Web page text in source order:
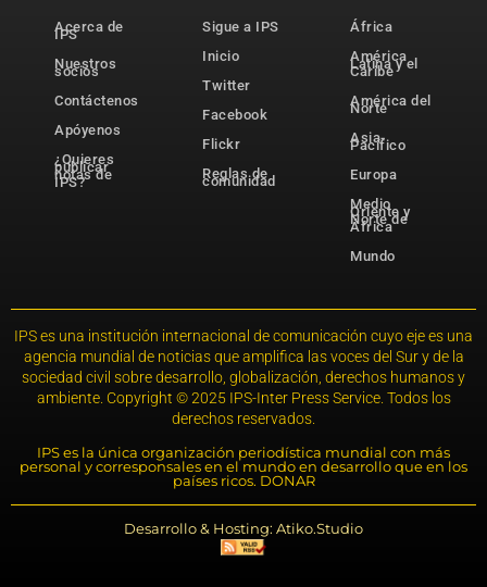
Acerca de
IPS
Nuestros
socios
Contáctenos
Apóyenos
¿Quieres
publicar
notas de
IPS?
Sigue a IPS
Inicio
Twitter
Facebook
Flickr
Reglas de
comunidad
África
América
Latina y el
Caribe
América del
Norte
Asia-
Pacífico
Europa
Medio
Oriente y
Norte de
África
Mundo
IPS es una institución internacional de comunicación cuyo eje es una
agencia mundial de noticias que amplifica las voces del Sur y de la
sociedad civil sobre desarrollo, globalización, derechos humanos y
ambiente. Copyright © 2025 IPS-Inter Press Service. Todos los
derechos reservados.
IPS es la única organización periodística mundial con más
personal y corresponsales en el mundo en desarrollo que en los
países ricos. DONAR
Desarrollo & Hosting: Atiko.Studio